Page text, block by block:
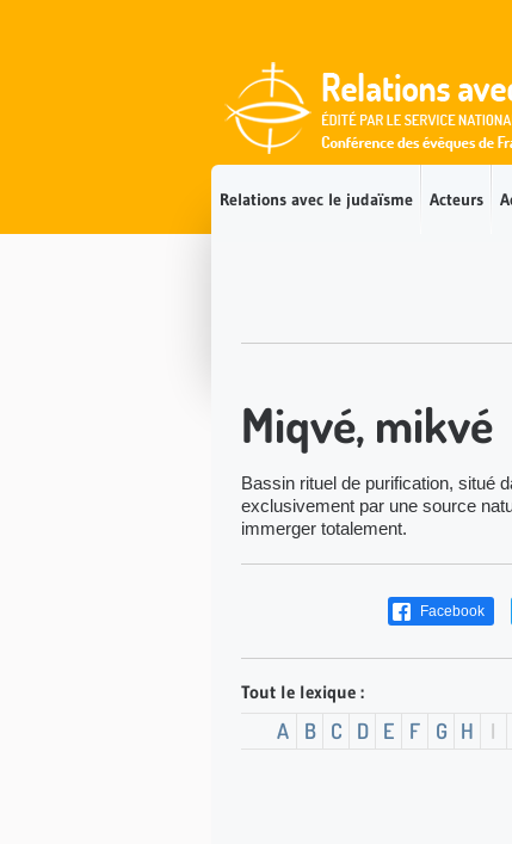
Relations avec le judaïsme Acteurs
Miqvé, mikvé
Bassin rituel de purification, situé
exclusivement par une source
immerger totalement.
Facebook
Tout le lexique :
A B C D E F G H I